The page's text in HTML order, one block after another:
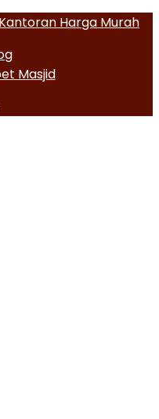
Harga Murah
Masjid